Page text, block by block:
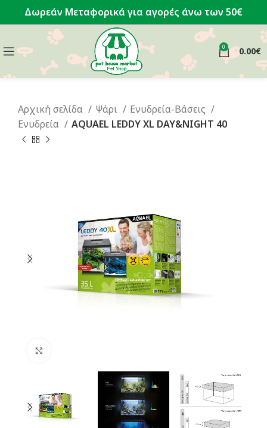
Δωρεάν Μεταφορικά για αγορές άνω των 50€
0 0.00€
Αρχική σελίδα Ψάρι
Ενυδρεία-Βάσεις
Ενυδρεία
AQUAEL LEDDY XL DAY&NIGHT 40